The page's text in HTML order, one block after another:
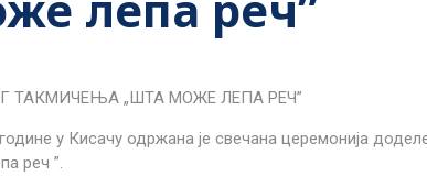
ТАКМИЧЕЊА „ШТА МОЖЕ ЛЕПА РЕЧ”
у Кисачу одржана је свечана церемонија
реч ”.